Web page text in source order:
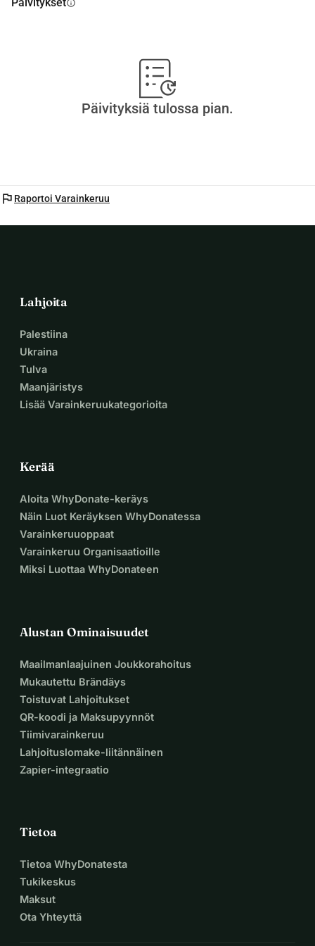
Kiitos lukemisesta ja tuesta.
info
Päivityksiä tulossa pian.
flag Raportoi Varainkeruu
Lahjoita
Palestiina
Ukraina
Tulva
Maanjäristys
Lisää Varainkeruukategorioita
Kerää
Aloita WhyDonate-keräys
Näin Luot Keräyksen WhyDonatessa
Varainkeruuoppaat
Varainkeruu Organisaatioille
Miksi Luottaa WhyDonateen
Alustan Ominaisuudet
Maailmanlaajuinen Joukkorahoitus
Mukautettu Brändäys
Toistuvat Lahjoitukset
QR-koodi ja Maksupyynnöt
Tiimivarainkeruu
Lahjoituslomake-liitännäinen
Zapier-integraatio
Tietoa
Tietoa WhyDonatesta
Tukikeskus
Maksut
Ota Yhteyttä